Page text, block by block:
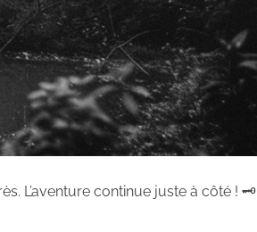
L’aventure continue juste à côté ! 🗝️